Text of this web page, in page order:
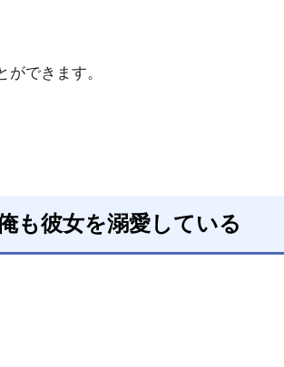
できます。
も彼女を溺愛している